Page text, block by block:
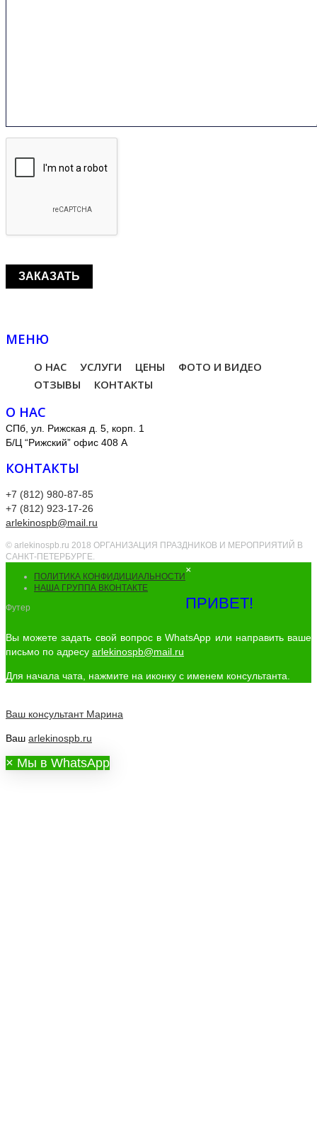
МЕНЮ
О НАС УСЛУГИ ЦЕНЫ
ФОТО И ВИДЕО
ОТЗЫВЫ
КОНТАКТЫ
О НАС
СПб, ул. Рижская д. 5, корп. 1
Б/Ц “Рижский” офис 408 А
КОНТАКТЫ
+7 (812) 980-87-85
+7 (812) 923-17-26
arlekinospb@mail.ru
© arlekinospb.ru 2018 ОРГАНИЗАЦИЯ ПРАЗДНИКОВ И МЕРОПРИЯТИЙ В
САНКТ-ПЕТЕРБУРГЕ.
ПОЛИТИКА КОНФИДИЦИАЛЬНОСТИ
НАША ГРУППА ВКОНТАКТЕ
Футер
×
ПРИВЕТ!
Вы можете задать свой вопрос в WhatsApp или направить ваше
письмо по адресу arlekinospb@mail.ru
Для начала чата, нажмите на иконку с именем консультанта.
Ваш консультант Марина
Ваш arlekinospb.ru
× Мы в WhatsApp